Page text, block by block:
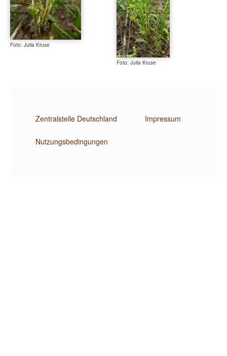
Foto: Julia Kruse
Foto: Julia Kruse
Zentralstelle Deutschland Impressum
Nutzungsbedingungen